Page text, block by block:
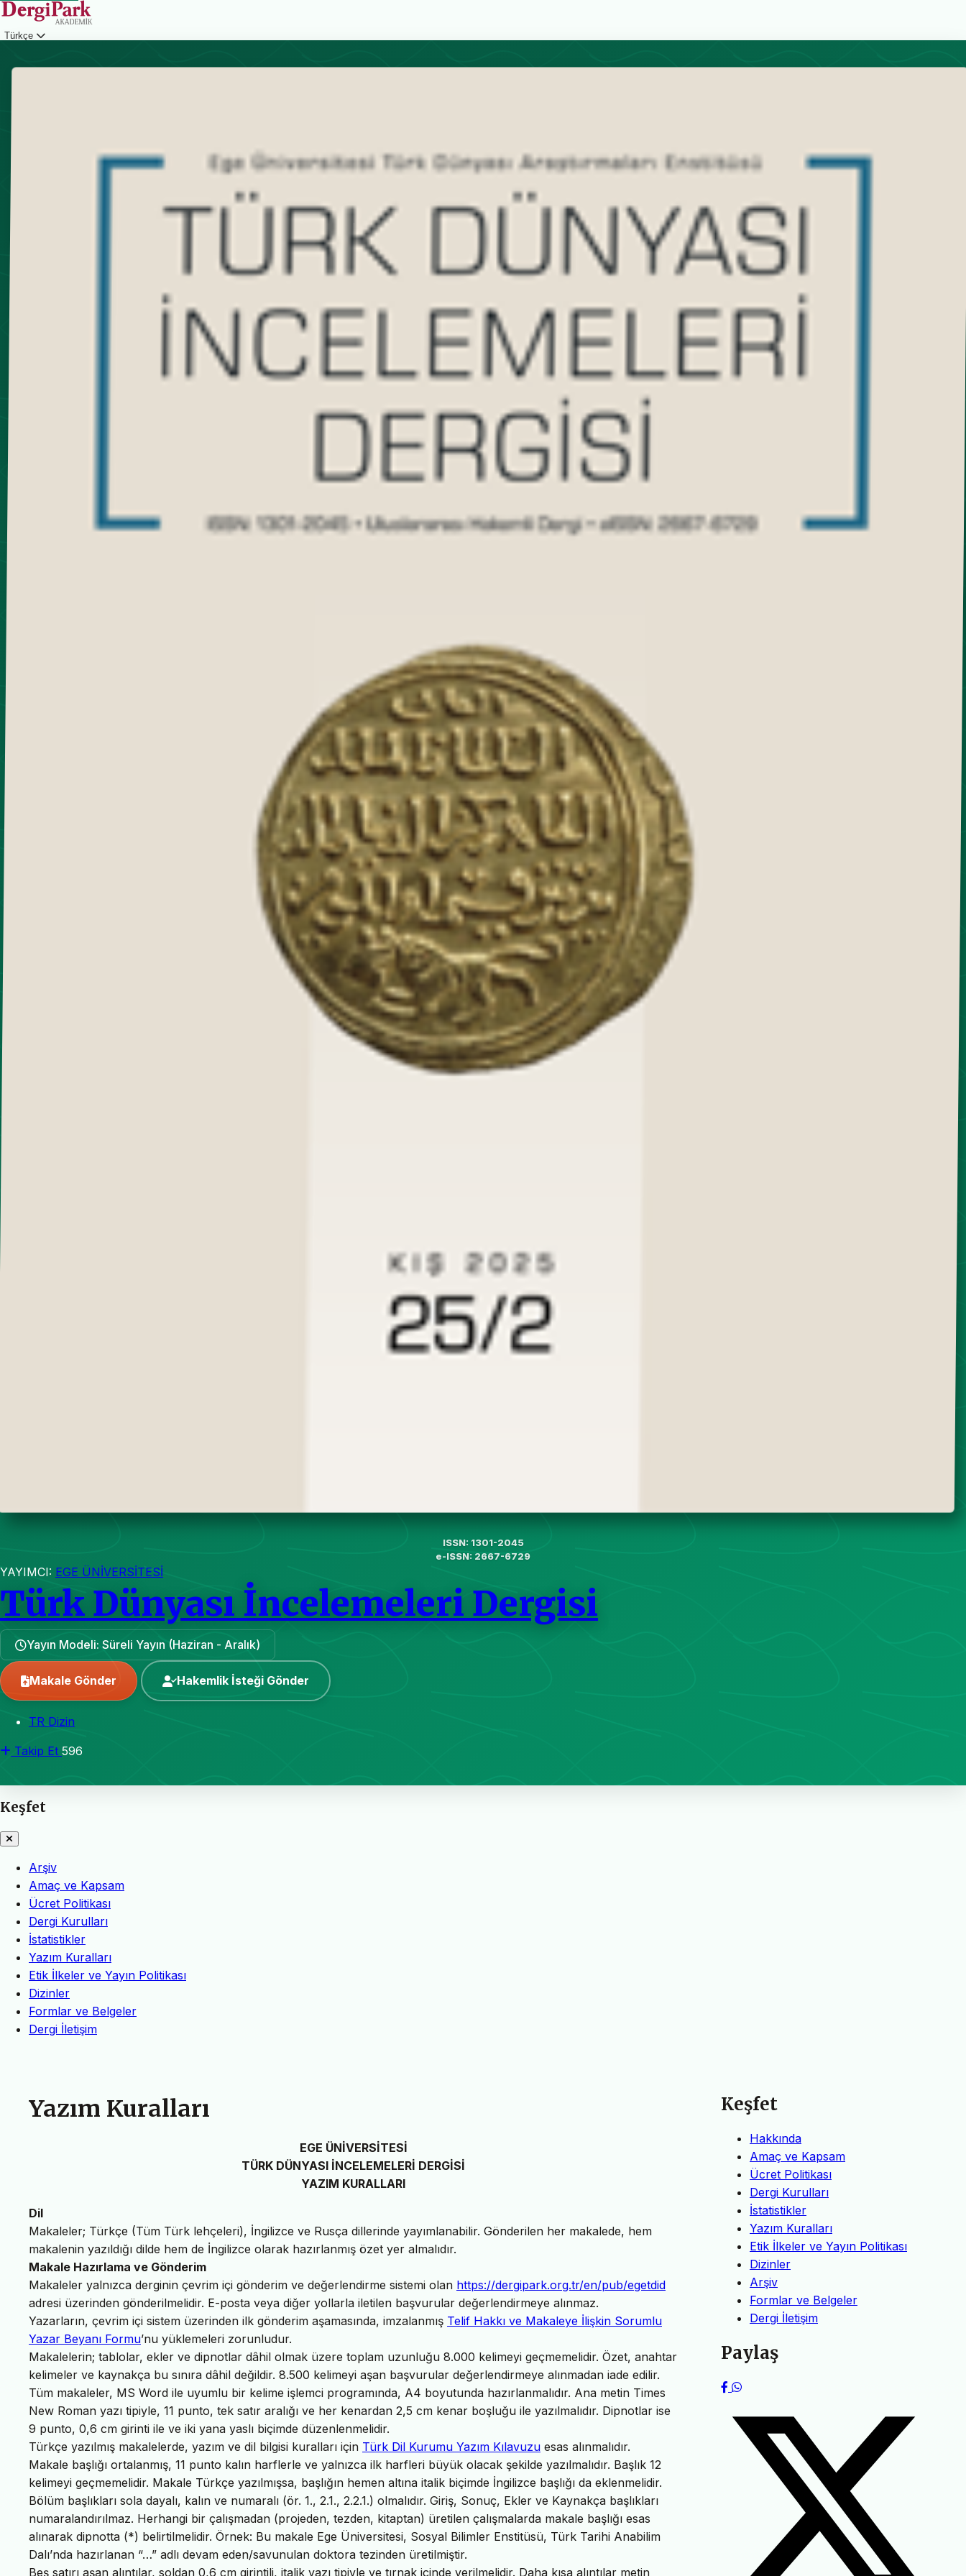
Türkçe
ISSN: 1301-2045
e-ISSN: 2667-6729
YAYIMCI: EGE ÜNİVERSİTESİ
Türk Dünyası İncelemeleri Dergisi
Yayın Modeli: Süreli Yayın (Haziran - Aralık)
Makale Gönder Hakemlik İsteği Gönder
TR Dizin
Takip Et 596
Keşfet
Arşiv
Amaç ve Kapsam
Ücret Politikası
Dergi Kurulları
İstatistikler
Yazım Kuralları
Etik İlkeler ve Yayın Politikası
Dizinler
Formlar ve Belgeler
Dergi İletişim
Yazım Kuralları
EGE ÜNİVERSİTESİ
TÜRK DÜNYASI İNCELEMELERİ DERGİSİ
YAZIM KURALLARI
Dil
Makaleler; Türkçe (Tüm Türk lehçeleri), İngilizce ve Rusça dillerinde yayımlanabilir. Gönderilen her makalede, hem
makalenin yazıldığı dilde hem de İngilizce olarak hazırlanmış özet yer almalıdır.
Makale Hazırlama ve Gönderim
Makaleler yalnızca derginin çevrim içi gönderim ve değerlendirme sistemi olan https://dergipark.org.tr/en/pub/egetdid
adresi üzerinden gönderilmelidir. E-posta veya diğer yollarla iletilen başvurular değerlendirmeye alınmaz.
Yazarların, çevrim içi sistem üzerinden ilk gönderim aşamasında, imzalanmış Telif Hakkı ve Makaleye İlişkin Sorumlu
Yazar Beyanı Formu’nu yüklemeleri zorunludur.
Makalelerin; tablolar, ekler ve dipnotlar dâhil olmak üzere toplam uzunluğu 8.000 kelimeyi geçmemelidir. Özet, anahtar
kelimeler ve kaynakça bu sınıra dâhil değildir. 8.500 kelimeyi aşan başvurular değerlendirmeye alınmadan iade edilir.
Tüm makaleler, MS Word ile uyumlu bir kelime işlemci programında, A4 boyutunda hazırlanmalıdır. Ana metin Times
New Roman yazı tipiyle, 11 punto, tek satır aralığı ve her kenardan 2,5 cm kenar boşluğu ile yazılmalıdır. Dipnotlar ise
9 punto, 0,6 cm girinti ile ve iki yana yaslı biçimde düzenlenmelidir.
Türkçe yazılmış makalelerde, yazım ve dil bilgisi kuralları için Türk Dil Kurumu Yazım Kılavuzu esas alınmalıdır.
Makale başlığı ortalanmış, 11 punto kalın harflerle ve yalnızca ilk harfleri büyük olacak şekilde yazılmalıdır. Başlık 12
kelimeyi geçmemelidir. Makale Türkçe yazılmışsa, başlığın hemen altına italik biçimde İngilizce başlığı da eklenmelidir.
Bölüm başlıkları sola dayalı, kalın ve numaralı (ör. 1., 2.1., 2.2.1.) olmalıdır. Giriş, Sonuç, Ekler ve Kaynakça başlıkları
numaralandırılmaz. Herhangi bir çalışmadan (projeden, tezden, kitaptan) üretilen çalışmalarda makale başlığı esas
alınarak dipnotta (*) belirtilmelidir. Örnek: Bu makale Ege Üniversitesi, Sosyal Bilimler Enstitüsü, Türk Tarihi Anabilim
Dalı’nda hazırlanan “…” adlı devam eden/savunulan doktora tezinden üretilmiştir.
Beş satırı aşan alıntılar, soldan 0,6 cm girintili, italik yazı tipiyle ve tırnak içinde verilmelidir. Daha kısa alıntılar metin
Keşfet
Hakkında
Amaç ve Kapsam
Ücret Politikası
Dergi Kurulları
İstatistikler
Yazım Kuralları
Etik İlkeler ve Yayın Politikası
Dizinler
Arşiv
Formlar ve Belgeler
Dergi İletişim
Paylaş